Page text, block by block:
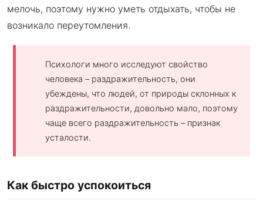
мелочь, поэтому нужно уметь отдыхать, чтобы не
возникало переутомления.
Психологи много исследуют свойство
человека – раздражительность, они
убеждены, что людей, от природы склонных к
раздражительности, довольно мало, поэтому
чаще всего раздражительность – признак
усталости.
Как быстро успокоиться